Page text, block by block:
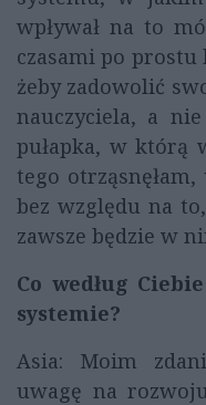
wpływał na to
czasami po prostu
żeby zadowolić
nauczyciela, a
pułapka, w którą
tego
bez względu na
zawsze będzie w
Co według
systemie?
Asia: Moim
uwagę na